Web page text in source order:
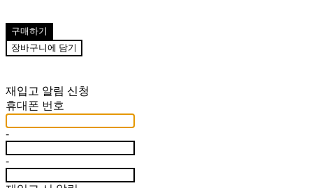
구매하기
장바구니에 담기
재입고 알림 신청
휴대폰 번호
-
-